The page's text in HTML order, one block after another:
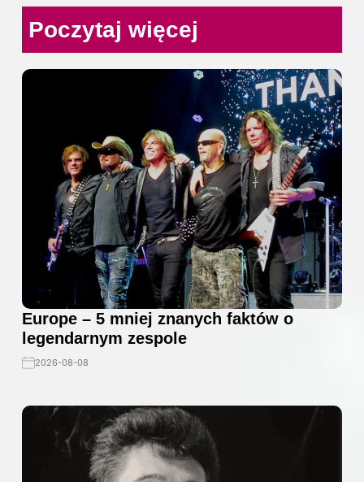
Poczytaj więcej
Europe – 5 mniej znanych faktów o
legendarnym zespole
2026-08-08